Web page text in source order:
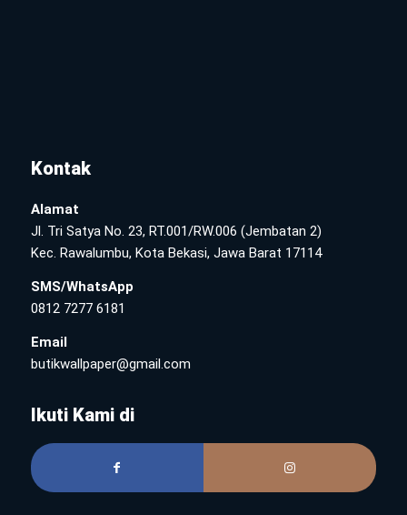
Kontak
Alamat
Jl. Tri Satya No. 23, RT.001/RW.006 (Jembatan 2)
Kec. Rawalumbu, Kota Bekasi, Jawa Barat 17114
SMS/WhatsApp
0812 7277 6181
Email
butikwallpaper@gmail.com
Ikuti Kami di